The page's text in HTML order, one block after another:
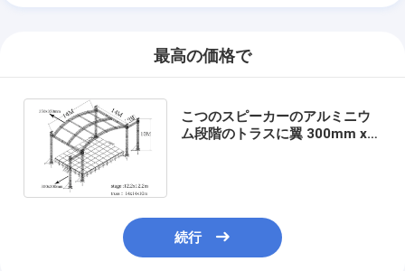
最高の価格で
こつのスピーカーのアルミニウ
ム段階のトラスに翼 300mm x
続行